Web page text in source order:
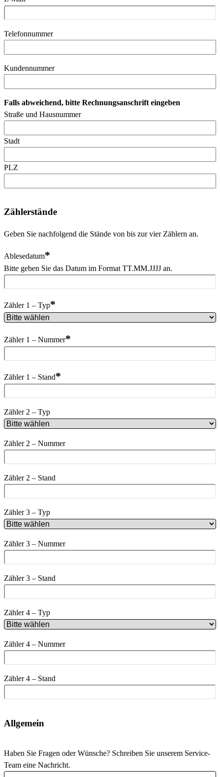
Telefonnummer
Kundennummer
Falls abweichend, bitte Rechnungsanschrift eingeben
Straße und Hausnummer
Stadt
PLZ
Zählerstände
Geben Sie nachfolgend die Stände von bis zur vier Zählern an.
Ablesedatum*
Bitte geben Sie das Datum im Format TT.MM.JJJJ an.
Zähler 1 – Typ*
Zähler 1 – Nummer*
Zähler 1 – Stand*
Zähler 2 – Typ
Zähler 2 – Nummer
Zähler 2 – Stand
Zähler 3 – Typ
Zähler 3 – Nummer
Zähler 3 – Stand
Zähler 4 – Typ
Zähler 4 – Nummer
Zähler 4 – Stand
Allgemein
Haben Sie Fragen oder Wünsche? Schreiben Sie unserem Service-
Team eine Nachricht.